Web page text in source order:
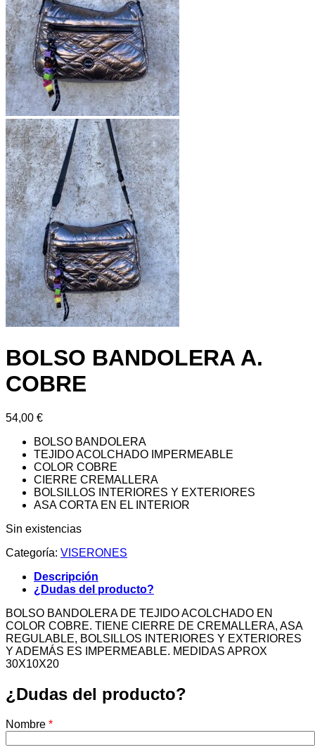
BOLSO BANDOLERA A.
COBRE
54,00 €
BOLSO BANDOLERA
TEJIDO ACOLCHADO IMPERMEABLE
COLOR COBRE
CIERRE CREMALLERA
BOLSILLOS INTERIORES Y EXTERIORES
ASA CORTA EN EL INTERIOR
Sin existencias
Categoría: VISERONES
Descripción
¿Dudas del producto?
BOLSO BANDOLERA DE TEJIDO ACOLCHADO EN
COLOR COBRE. TIENE CIERRE DE CREMALLERA, ASA
REGULABLE, BOLSILLOS INTERIORES Y EXTERIORES
Y ADEMÁS ES IMPERMEABLE. MEDIDAS APROX
30X10X20
¿Dudas del producto?
Nombre *